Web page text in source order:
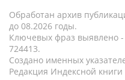
Обработан архив
до 08.2026 годы.
Ключевых фраз выявлено -
724413.
Создано именных
Редакция Индексной книги